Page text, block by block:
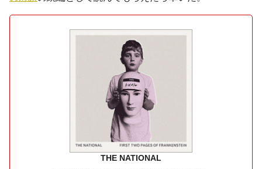
THE NATIONAL